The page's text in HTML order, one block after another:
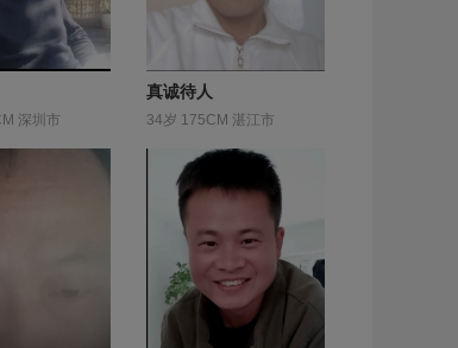
深圳市
真诚待人
34岁 175CM 湛江市